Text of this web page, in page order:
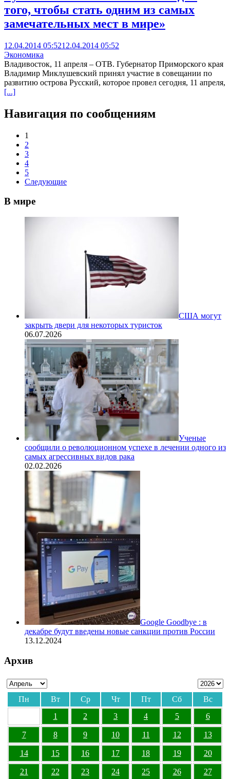
того, чтобы стать одним из самых
замечательных мест в мире»
12.04.2014 05:5212.04.2014 05:52
Экономика
Владивосток, 11 апреля – ОТВ. Губернатор Приморского края
Владимир Миклушевский принял участие в совещании по
развитию острова Русский, которое провел сегодня, 11 апреля,
[...]
Навигация по сообщениям
1
2
3
4
5
Следующие
В мире
США могут
закрыть двери для некоторых туристок
06.07.2026
Ученые
сообщили о революционном успехе в лечении одного из
самых агрессивных видов рака
02.02.2026
Google Goodbye : в
декабре будут введены новые санкции против России
13.12.2024
Архив
Пн Вт Ср Чт Пт Сб
Вс
1
2 3 4 5 6
7 8 9 10 11 12 13
14 15 16 17 18 19 20
21 22 23 24 25 26 27